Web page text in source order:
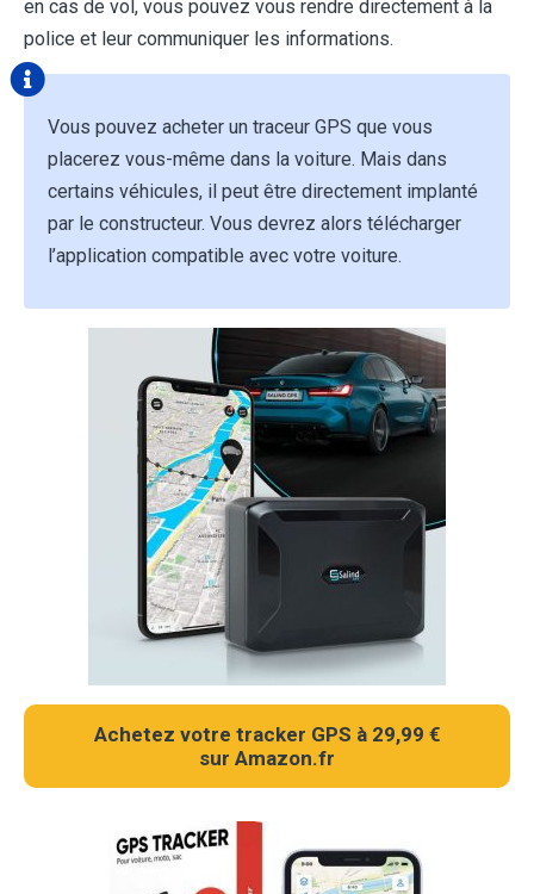
en cas de vol, vous pouvez vous rendre directement à la
police et leur communiquer les informations.
Vous pouvez acheter un traceur GPS que vous
placerez vous-même dans la voiture. Mais dans
certains véhicules, il peut être directement implanté
par le constructeur. Vous devrez alors télécharger
l’application compatible avec votre voiture.
Achetez votre tracker GPS à 29,99 €
sur Amazon.fr